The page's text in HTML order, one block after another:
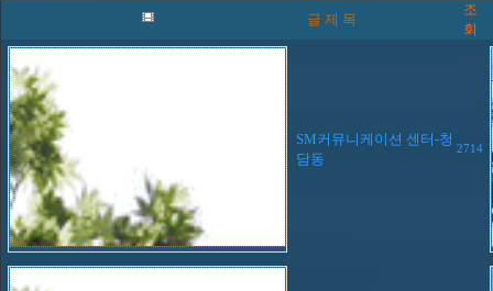
글 제 목
조
회
SM커뮤니케이션 센터-청
담동
2714